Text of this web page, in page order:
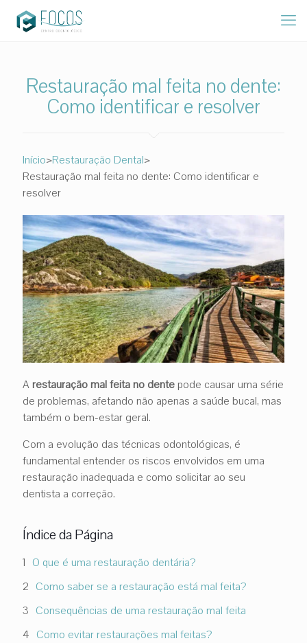
Restauração mal feita no dente:
Como identificar e resolver
Início>Restauração Dental>
Restauração mal feita no dente: Como identificar e
resolver
Arestauração mal feita no dentepode causar uma série
de problemas, afetando não apenas a saúde bucal, mas
também o bem-estar geral.
Com a evolução das técnicas odontológicas, é
fundamental entender os riscos envolvidos em uma
restauração inadequada e como solicitar ao seu
dentista a correção.
Índice da Página
O que é uma restauração dentária?
Como saber se a restauração está mal feita?
Consequências de uma restauração mal feita
Como evitar restaurações mal feitas?